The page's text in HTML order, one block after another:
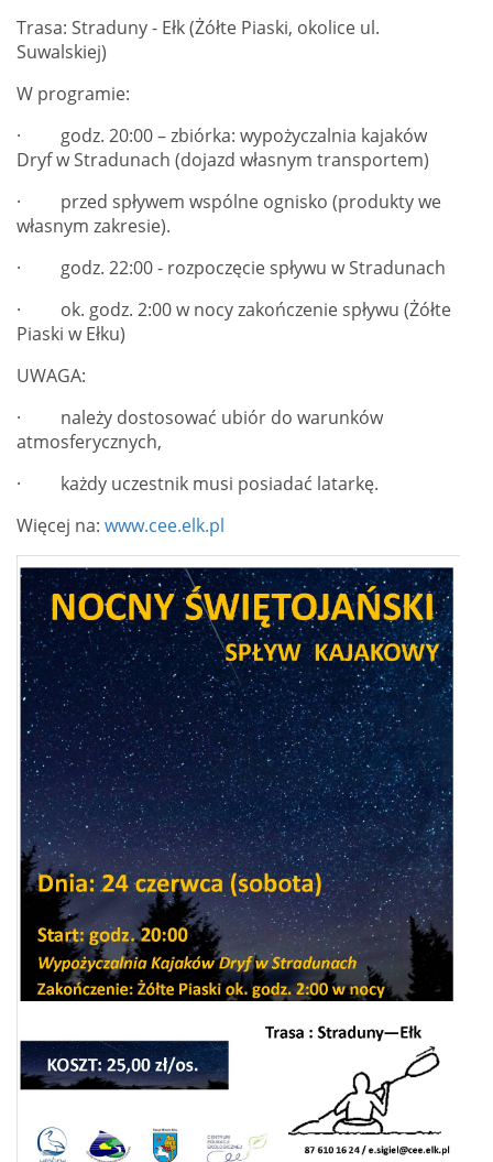
Trasa: Straduny - Ełk (Żółte Piaski, okolice ul.
Suwalskiej)
W programie:
· godz. 20:00 – zbiórka: wypożyczalnia kajaków
Dryf w Stradunach (dojazd własnym transportem)
· przed spływem wspólne ognisko (produkty we
własnym zakresie).
· godz. 22:00 - rozpoczęcie spływu w Stradunach
· ok. godz. 2:00 w nocy zakończenie spływu (Żółte
Piaski w Ełku)
UWAGA:
· należy dostosować ubiór do warunków
atmosferycznych,
· każdy uczestnik musi posiadać latarkę.
Więcej na: www.cee.elk.pl